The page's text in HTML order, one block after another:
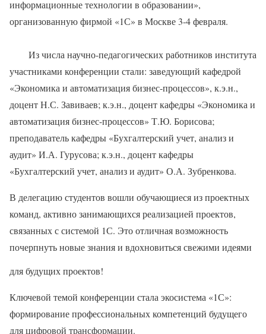
информационные технологии в образовании»,
организованную фирмой «1С» в Москве 3-4 февраля.
Из числа научно-педагогических работников института
участниками конференции стали: заведующий кафедрой
«Экономика и автоматизация бизнес-процессов», к.э.н.,
доцент Н.С. Завиваев; к.э.н., доцент кафедры «Экономика и
автоматизация бизнес-процессов» Т.Ю. Борисова;
преподаватель кафедры «Бухгалтерский учет, анализ и
аудит» И.А. Гурусова; к.э.н., доцент кафедры
«Бухгалтерский учет, анализ и аудит» О.А. Зубренкова.
В делегацию студентов вошли обучающиеся из проектных
команд, активно занимающихся реализацией проектов,
связанных с системой 1С. Это отличная возможность
почерпнуть новые знания и вдохновиться свежими идеями
для будущих проектов!
Ключевой темой конференции стала экосистема «1С»:
формирование профессиональных компетенций будущего
для цифровой трансформации.